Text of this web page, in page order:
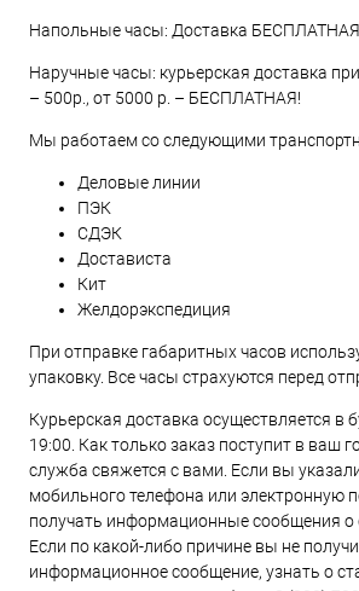
Напольные часы: Доставка
Наручные часы: курьерская доставка
– 500р., от 5000 р. – БЕСПЛАТНАЯ!
Мы работаем со следующими
Деловые линии
ПЭК
СДЭК
Достависта
Кит
Желдорэкспедиция
При отправке габаритных часов
упаковку. Все часы страхуются перед
Курьерская доставка осуществляется в
19:00. Как только заказ поступит в ваш
служба свяжется с вами. Если вы
мобильного телефона или электронную
получать информационные сообщения о
Если по какой-либо причине вы не
информационное сообщение, узнать о